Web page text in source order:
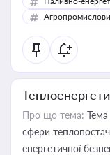
Про що тема: Тема
сфери
енергетичної